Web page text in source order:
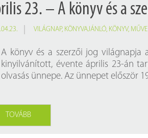
23. – A könyv és a
VILÁGNAP, KÖNYVAJÁNLÓ, KÖNYV,
A könyv és a szerzői jog világnapja
kinyilvánított, évente április 23-án
olvasás ünnepe. Az ünnepet először
TOVÁBB